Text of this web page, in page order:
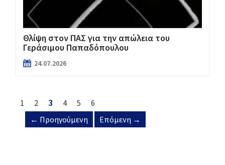
Θλίψη στον ΠΑΣ για την απώλεια του
Γεράσιμου Παπαδόπουλου
24.07.2026
1 2 3 4 5
6
← Προηγούμενη
Επόμενη →